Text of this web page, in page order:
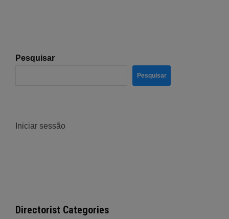
Pesquisar
Pesquisar
Iniciar sessão
Directorist Categories